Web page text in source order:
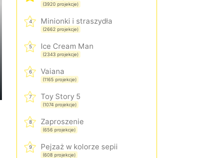
(3920 projekcje)
4 Minionki i straszydła
(2662 projekcje)
5 Ice Cream Man
(2343 projekcje)
6 Vaiana
(1165 projekcje)
7 Toy Story 5
(1074 projekcje)
8 Zaproszenie
(656 projekcje)
9 Pejzaż w kolorze sepii
(608 projekcje)